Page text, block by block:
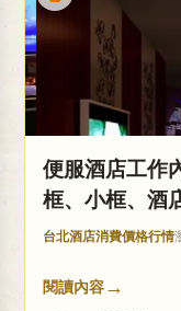
便服酒店工作
框、小框、酒
台北酒店消費價格行情
閱讀內容 →